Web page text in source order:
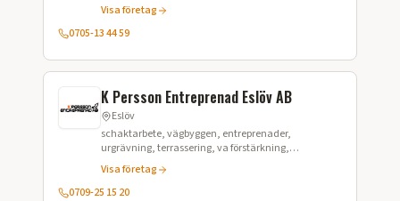
Visa företag
0705-13 44 59
K Persson Entreprenad Eslöv AB
Eslöv
schaktarbete, vägbyggen, entreprenader,
urgrävning, terrassering, va förstärkning,
omläggning av VA, avbaning, avtäckning,
grundläggningarbeten, vägarbeten, marksanering
Visa företag
0709-25 15 20